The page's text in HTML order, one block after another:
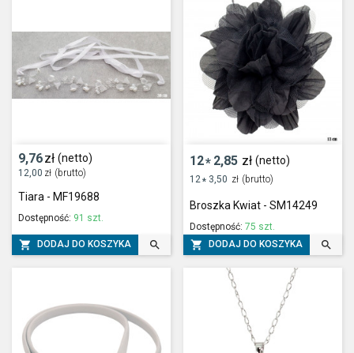
9,76zł (netto)
12,00 zł (brutto)
Tiara - MF19688
Dostępność: 91 szt.
 DODAJ DO KOSZYKA 
12* 2,85 zł (netto)
12* 3,50 zł (brutto)
Broszka Kwiat - SM14249
Dostępność: 75 szt.
 DODAJ DO KOSZYKA 